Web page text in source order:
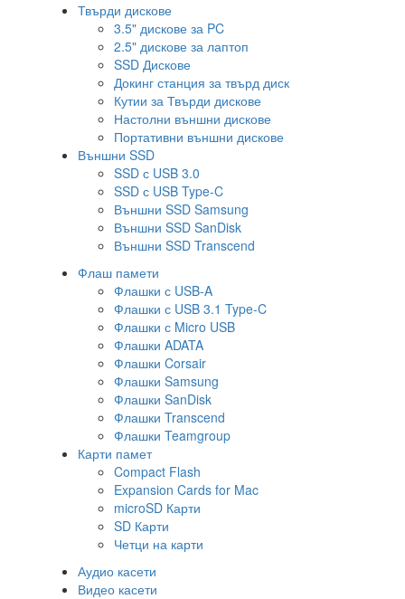
Твърди дискове
3.5" дискове за PC
2.5" дискове за лаптоп
SSD Дискове
Докинг станция за твърд диск
Кутии за Твърди дискове
Настолни външни дискове
Портативни външни дискове
Външни SSD
SSD с USB 3.0
SSD с USB Type-C
Външни SSD Samsung
Външни SSD SanDisk
Външни SSD Transcend
Флаш памети
Флашки с USB-A
Флашки с USB 3.1 Type-C
Флашки с Micro USB
Флашки ADATA
Флашки Corsair
Флашки Samsung
Флашки SanDisk
Флашки Transcend
Флашки Teamgroup
Карти памет
Compact Flash
Expansion Cards for Mac
microSD Карти
SD Карти
Четци на карти
Аудио касети
Видео касети